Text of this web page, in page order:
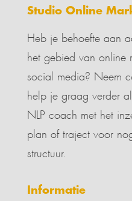
Studio Online
Heb je behoefte aan
het gebied van online
social media? Neem
help je graag verder
NLP coach met het
plan of traject voor
structuur.
Informatie